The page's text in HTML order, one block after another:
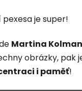
je super!
Martina
obrázky, pak
i paměť!